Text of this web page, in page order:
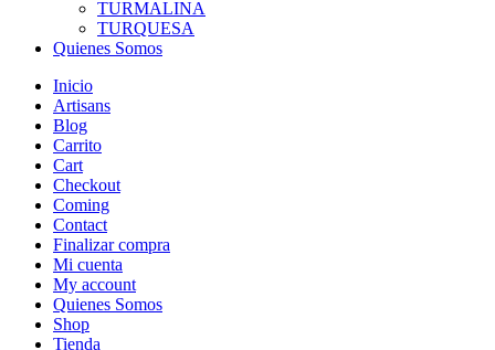
TURMALINA
TURQUESA
Quienes Somos
Inicio
Artisans
Blog
Carrito
Cart
Checkout
Coming
Contact
Finalizar compra
Mi cuenta
My account
Quienes Somos
Shop
Tienda